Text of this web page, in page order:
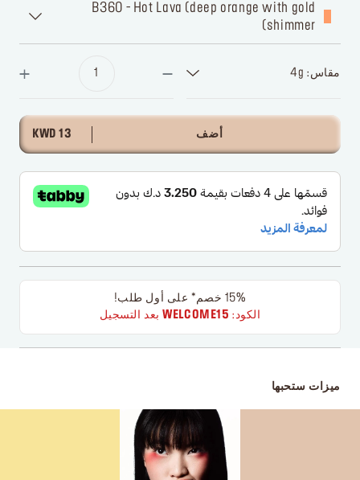
B360 - Hot Lava (deep orange with gold
shimmer)
مقاس: 4g
أضف 13 KWD
15% خصم* على أول طلب!
الكود: WELCOME15بعد التسجيل
ميزات ستحبها